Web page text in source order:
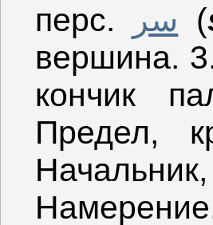
перс. سر (
вершина.
кончик
Предел,